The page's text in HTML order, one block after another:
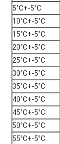
5°C+-5°C
10°C+-5°C
15°C+-5°C
20°C+-5°C
25°C+-5°C
30°C+-5°C
35°C+-5°C
40°C+-5°C
45°C+-5°C
50°C+-5°C
55°C+-5°C